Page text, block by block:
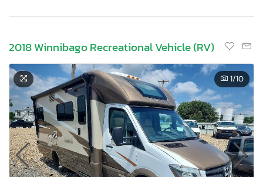
2018 Winnibago Recreational Vehicle (RV)
1/10